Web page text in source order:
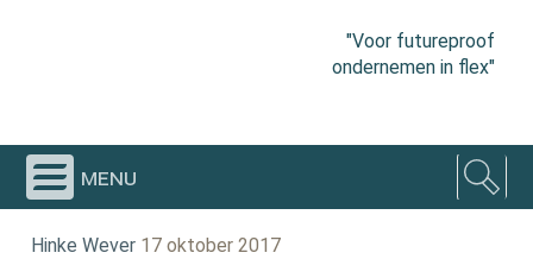
"Voor futureproof
ondernemen in flex"
menu
Hinke Wever 17 oktober 2017